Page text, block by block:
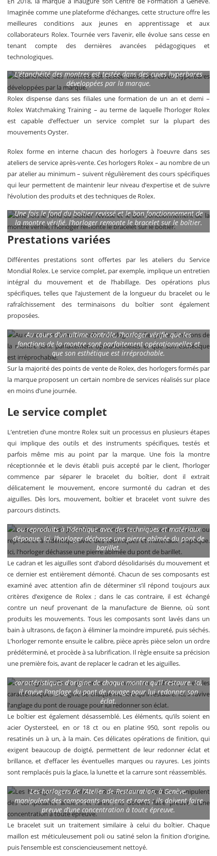
Imaginée comme une plateforme d’échanges, cette structure offre les
meilleures conditions aux jeunes en apprentissage et aux
collaborateurs Rolex. Tournée vers l’avenir, elle évolue sans cesse en
tenant compte des dernières avancées pédagogiques et
technologiques.
L’étanchéité des montres est testée dans des cuves hyperbares
développées par la marque.
Rolex dispense dans ses filiales une formation de un an et demi –
Rolex Watchmaking Training – au terme de laquelle l’horloger Rolex
est capable d’effectuer un service complet sur la plupart des
mouvements Oyster.
Rolex forme en interne chacun des horlogers à l’oeuvre dans ses
ateliers de service après-vente. Ces horlogers Rolex – au nombre de un
par atelier au minimum – suivent régulièrement des cours spécifiques
qui leur permettent de maintenir leur niveau d’expertise et de suivre
l’évolution des produits et des techniques de Rolex.
Une fois le fond du boîtier revissé et le bon fonctionnement de
la montre vérifié, l’horloger remonte le bracelet sur le boîtier.
Prestations variées
Différentes prestations sont offertes par les ateliers du Service
Mondial Rolex. Le service complet, par exemple, implique un entretien
intégral du mouvement et de l’habillage. Des opérations plus
spécifiques, telles que l’ajustement de la longueur du bracelet ou le
rafraîchissement des terminaisons du boîtier sont également
proposées.
Au cours d’un ultime contrôle, l’horloger vérifie que les
fonctions de la montre sont parfaitement opérationnelles et
que son esthétique est irréprochable.
Sur la majorité des points de vente de Rolex, des horlogers formés par
la marque proposent un certain nombre de services réalisés sur place
en moins d’une journée.
Le service complet
L’entretien d’une montre Rolex suit un processus en plusieurs étapes
qui implique des outils et des instruments spécifiques, testés et
parfois même mis au point par la marque. Une fois la montre
réceptionnée et le devis établi puis accepté par le client, l’horloger
commence par séparer le bracelet du boîtier, dont il extrait
délicatement le mouvement, encore surmonté du cadran et des
aiguilles. Dès lors, mouvement, boîtier et bracelet vont suivre des
parcours distincts.
ou reproduits à l’identique avec des techniques et matériaux
d’époque. Ici, l’horloger déchasse une pierre abîmée du pont de
barillet.
Le cadran et les aiguilles sont d’abord désolidarisés du mouvement et
ce dernier est entièrement démonté. Chacun de ses composants est
examiné avec attention afin de déterminer s’il répond toujours aux
critères d’exigence de Rolex ; dans le cas contraire, il est échangé
contre un neuf provenant de la manufacture de Bienne, où sont
produits les mouvements. Tous les composants sont lavés dans un
bain à ultrasons, de façon à éliminer la moindre impureté, puis séchés.
L’horloger remonte ensuite le calibre, pièce après pièce selon un ordre
prédéterminé, et procède à sa lubrification. Il règle ensuite sa précision
une première fois, avant de replacer le cadran et les aiguilles.
caractéristiques d’origine de chaque montre qu’il restaure. Ici,
il ravive l’anglage du pont de rouage pour lui redonner son
éclat.
Le boîtier est également désassemblé. Les éléments, qu’ils soient en
acier Oystersteel, en or 18 ct ou en platine 950, sont repolis ou
resatinés un à un, à la main. Ces délicates opérations de finition, qui
exigent beaucoup de doigté, permettent de leur redonner éclat et
brillance, et d’effacer les éventuelles marques ou rayures. Les joints
sont remplacés puis la glace, la lunette et la carrure sont réassemblés.
Les horlogers de l’Atelier de Restauration, à Genève,
manipulent des composants anciens et rares ; ils doivent faire
preuve d’une concentration à toute épreuve.
Le bracelet suit un traitement similaire à celui du boîtier. Chaque
maillon est méticuleusement poli ou satiné selon la finition d’origine,
puis l’ensemble est consciencieusement nettoyé.